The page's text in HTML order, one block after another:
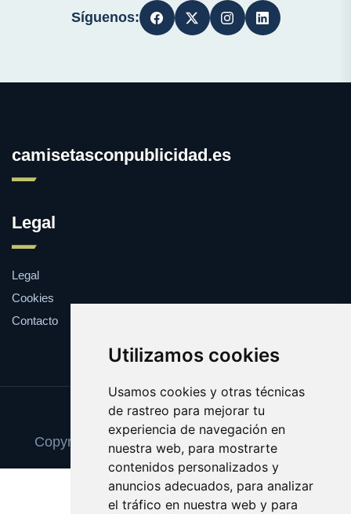
Utilizamos cookies
Usamos cookies y otras técnicas
de rastreo para mejorar tu
experiencia de navegación en
nuestra web, para mostrarte
contenidos personalizados y
anuncios adecuados, para analizar
el tráfico en nuestra web y para
Síguenos:
camisetasconpublicidad.es
Legal
Legal
Cookies
Contacto
Update cookies preferences
Copyright © 2025 camisetasconpublicidad.es